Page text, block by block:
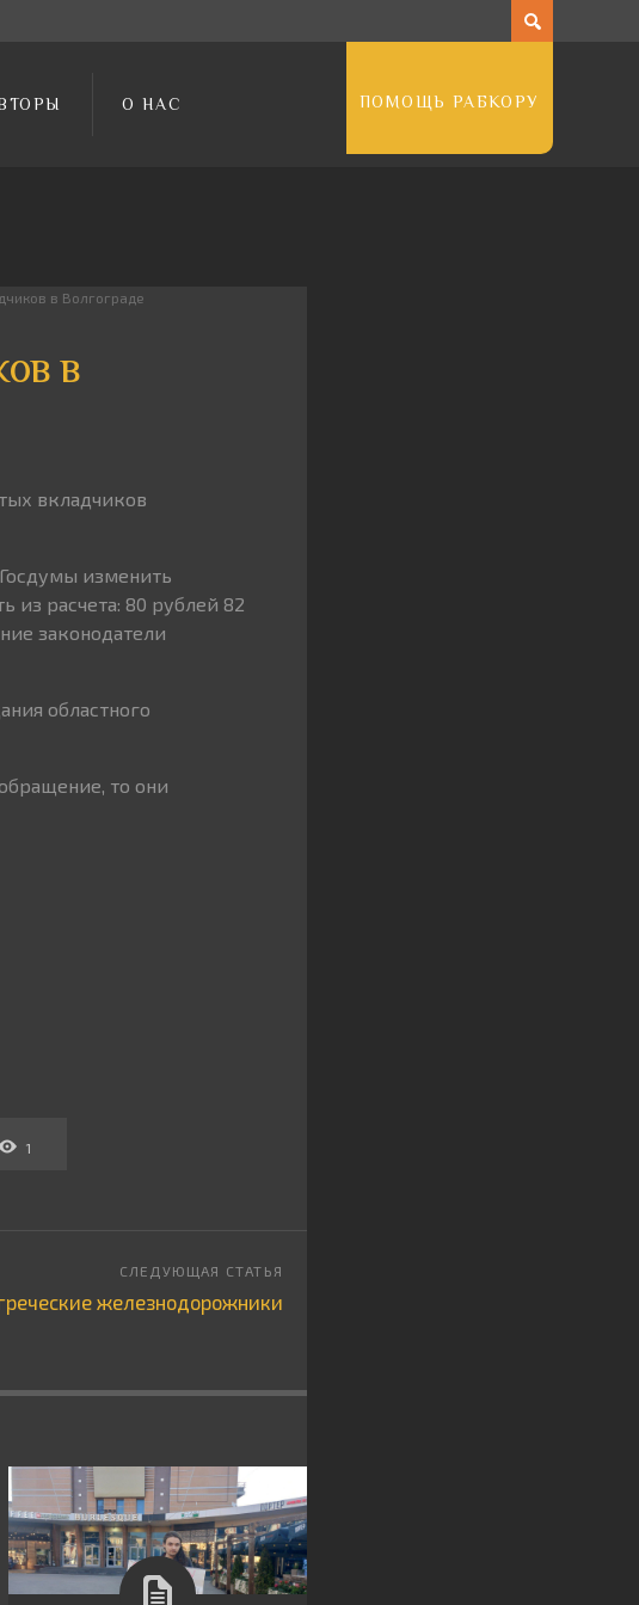
О НАС ПОМОЩЬ РАБКОРУ
в Волгограде
в
вкладчиков
изменить
из расчета: 80 рублей 82
законодатели
областного
то они
1
железнодорожники